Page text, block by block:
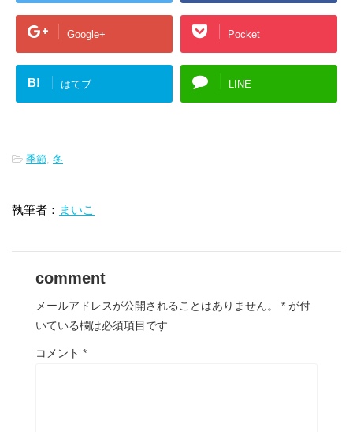
Google+ Pocket
B! はてブ LINE
-季節, 冬
執筆者： まいこ
comment
メールアドレスが公開されることはありません。 * が付
いている欄は必須項目です
コメント *